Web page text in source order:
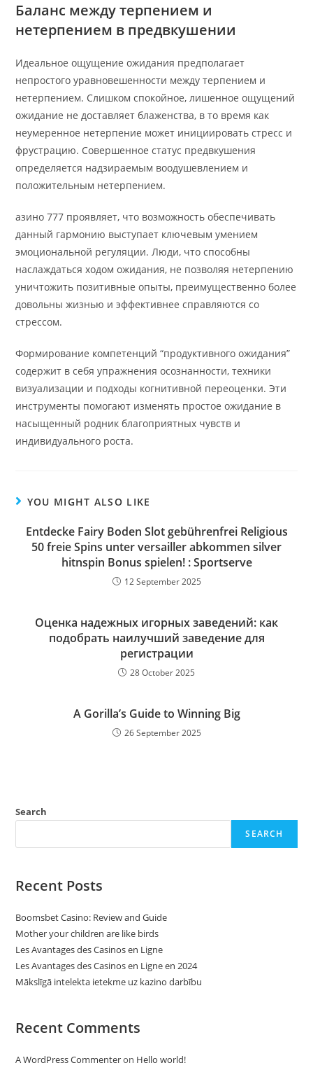
Баланс между терпением и
нетерпением в предвкушении
Идеальное ощущение ожидания предполагает
непростого уравновешенности между терпением и
нетерпением. Слишком спокойное, лишенное ощущений
ожидание не доставляет блаженства, в то время как
неумеренное нетерпение может инициировать стресс и
фрустрацию. Совершенное статус предвкушения
определяется надзираемым воодушевлением и
положительным нетерпением.
азино 777 проявляет, что возможность обеспечивать
данный гармонию выступает ключевым умением
эмоциональной регуляции. Люди, что способны
наслаждаться ходом ожидания, не позволяя нетерпению
уничтожить позитивные опыты, преимущественно более
довольны жизнью и эффективнее справляются со
стрессом.
Формирование компетенций “продуктивного ожидания”
содержит в себя упражнения осознанности, техники
визуализации и подходы когнитивной переоценки. Эти
инструменты помогают изменять простое ожидание в
насыщенный родник благоприятных чувств и
индивидуального роста.
YOU MIGHT ALSO LIKE
Entdecke Fairy Boden Slot gebührenfrei Religious
50 freie Spins unter versailler abkommen silver
hitnspin Bonus spielen! : Sportserve
12 September 2025
Оценка надежных игорных заведений: как
подобрать наилучший заведение для
регистрации
28 October 2025
A Gorilla’s Guide to Winning Big
26 September 2025
Search
SEARCH
Recent Posts
Boomsbet Casino: Review and Guide
Mother your children are like birds
Les Avantages des Casinos en Ligne
Les Avantages des Casinos en Ligne en 2024
Mākslīgā intelekta ietekme uz kazino darbību
Recent Comments
A WordPress Commenteron Hello world!